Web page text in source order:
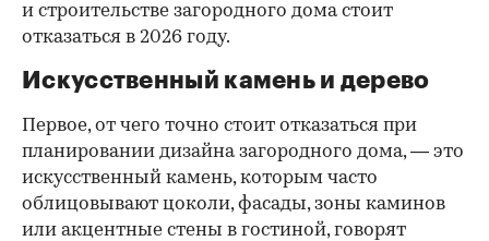
и строительстве загородного дома стоит
отказаться в 2026 году.
Искусственный камень и дерево
Первое, от чего точно стоит отказаться при
планировании дизайна загородного дома, — это
искусственный камень, которым часто
облицовывают цоколи, фасады, зоны каминов
или акцентные стены в гостиной, говорят